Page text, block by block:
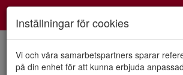
Inställningar för cookies
Vi och våra samarbetspartners sparar
på din enhet för att kunna erbjuda